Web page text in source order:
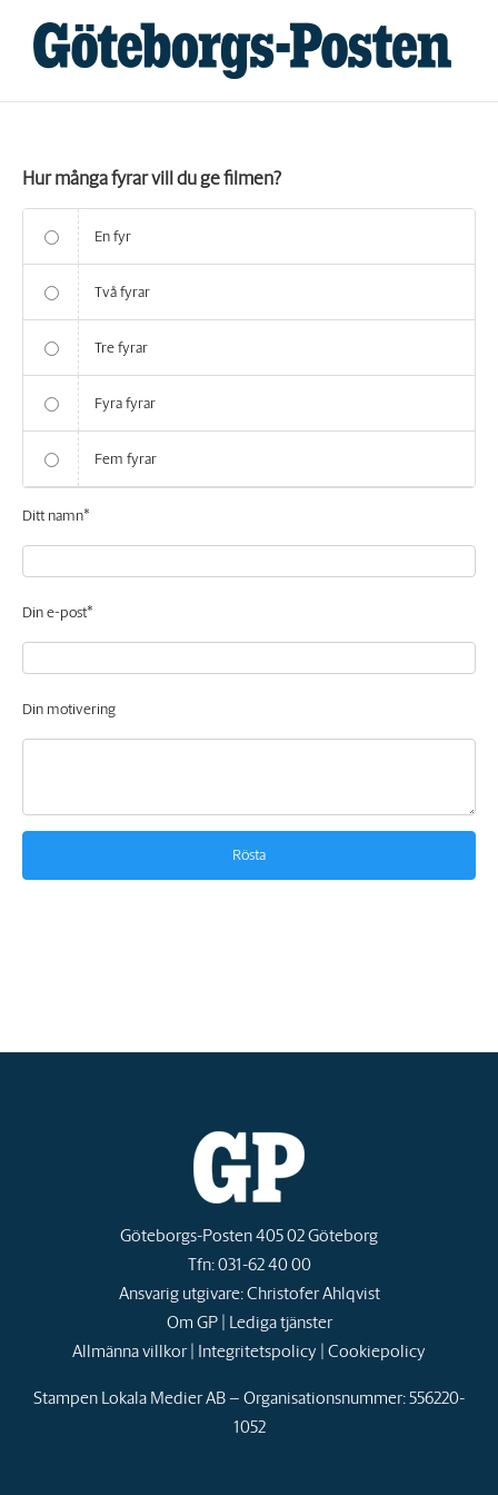
innehållet
Hur många fyrar vill du ge filmen?
En fyr
Två fyrar
Tre fyrar
Fyra fyrar
Fem fyrar
Ditt namn*
Din e-post*
Din motivering
Rösta
Göteborgs-Posten 405 02 Göteborg
Tfn: 031-62 40 00
Ansvarig utgivare: Christofer Ahlqvist
Om GP| Lediga tjänster
Allmänna villkor| Integritetspolicy | Cookiepolicy
Stampen Lokala Medier AB – Organisationsnummer: 556220-
1052